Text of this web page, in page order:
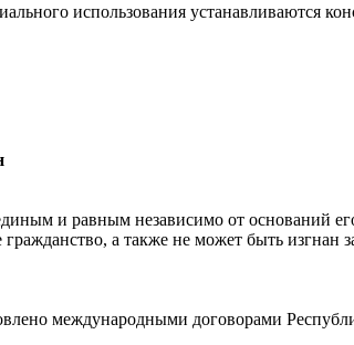
использования устанавливаются
и равным независимо от оснований
а также не может быть изгнан
международными договорами